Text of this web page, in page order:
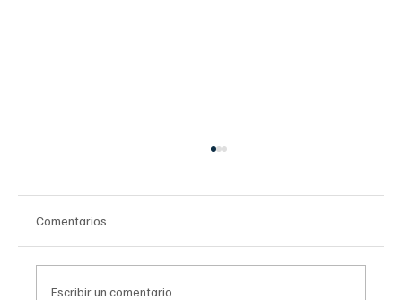
Comentarios
Escribir un comentario...